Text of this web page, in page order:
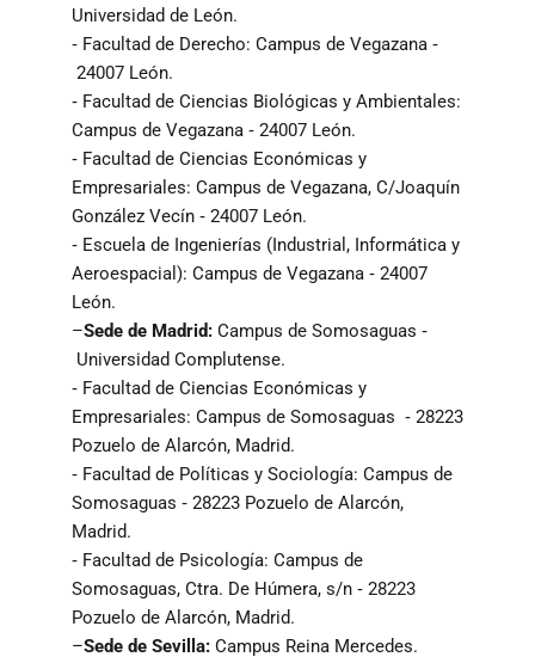
Universidad de León.
‐ Facultad de Derecho: Campus de Vegazana ‐
24007 León.
‐ Facultad de Ciencias Biológicas y Ambientales:
Campus de Vegazana ‐ 24007 León.
‐ Facultad de Ciencias Económicas y
Empresariales: Campus de Vegazana, C/Joaquín
González Vecín ‐ 24007 León.
‐ Escuela de Ingenierías (Industrial, Informática y
Aeroespacial): Campus de Vegazana ‐ 24007
León.
–Sede de Madrid: Campus de Somosaguas ‐
Universidad Complutense.
‐ Facultad de Ciencias Económicas y
Empresariales: Campus de Somosaguas ‐ 28223
Pozuelo de Alarcón, Madrid.
‐ Facultad de Políticas y Sociología: Campus de
Somosaguas ‐ 28223 Pozuelo de Alarcón,
Madrid.
‐ Facultad de Psicología: Campus de
Somosaguas, Ctra. De Húmera, s/n ‐ 28223
Pozuelo de Alarcón, Madrid.
–Sede de Sevilla: Campus Reina Mercedes.